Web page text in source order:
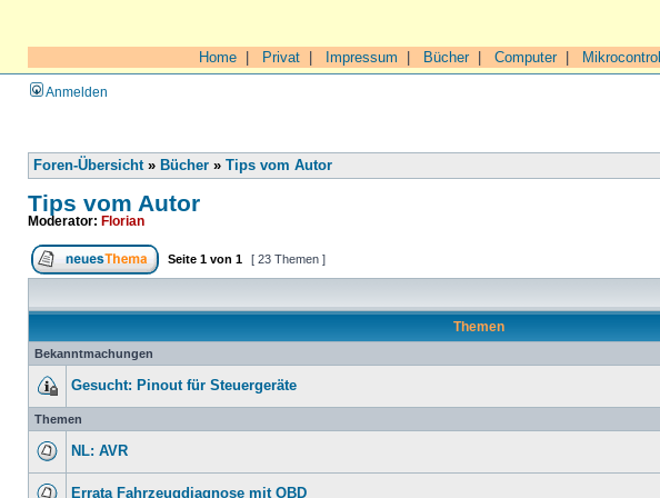
Home Privat Impressum Bücher| Computer|
Anmelden
Foren-Übersicht» Bücher » Tips vom Autor
Tips vom Autor
Moderator: Florian
Seite 1 von 1 [ 23 Themen ]
Themen
Bekanntmachungen
Gesucht: Pinout für Steuergeräte
Themen
NL: AVR
Errata Fahrzeugdiagnose mit OBD